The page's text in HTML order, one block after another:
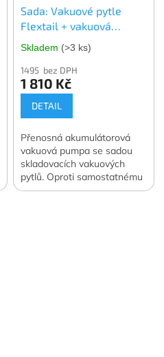
Sada: Vakuové pytle
Flextail + vakuová
Vacuum Pump
Skladem (>3 ks)
1495 bez DPH
1 810 Kč
DETAIL
Přenosná akumulátorová
vakuová pumpa se sadou
skladovacích vakuových
pytlů. Oproti samostatnému
nákupu ušetříte 400 Kč.